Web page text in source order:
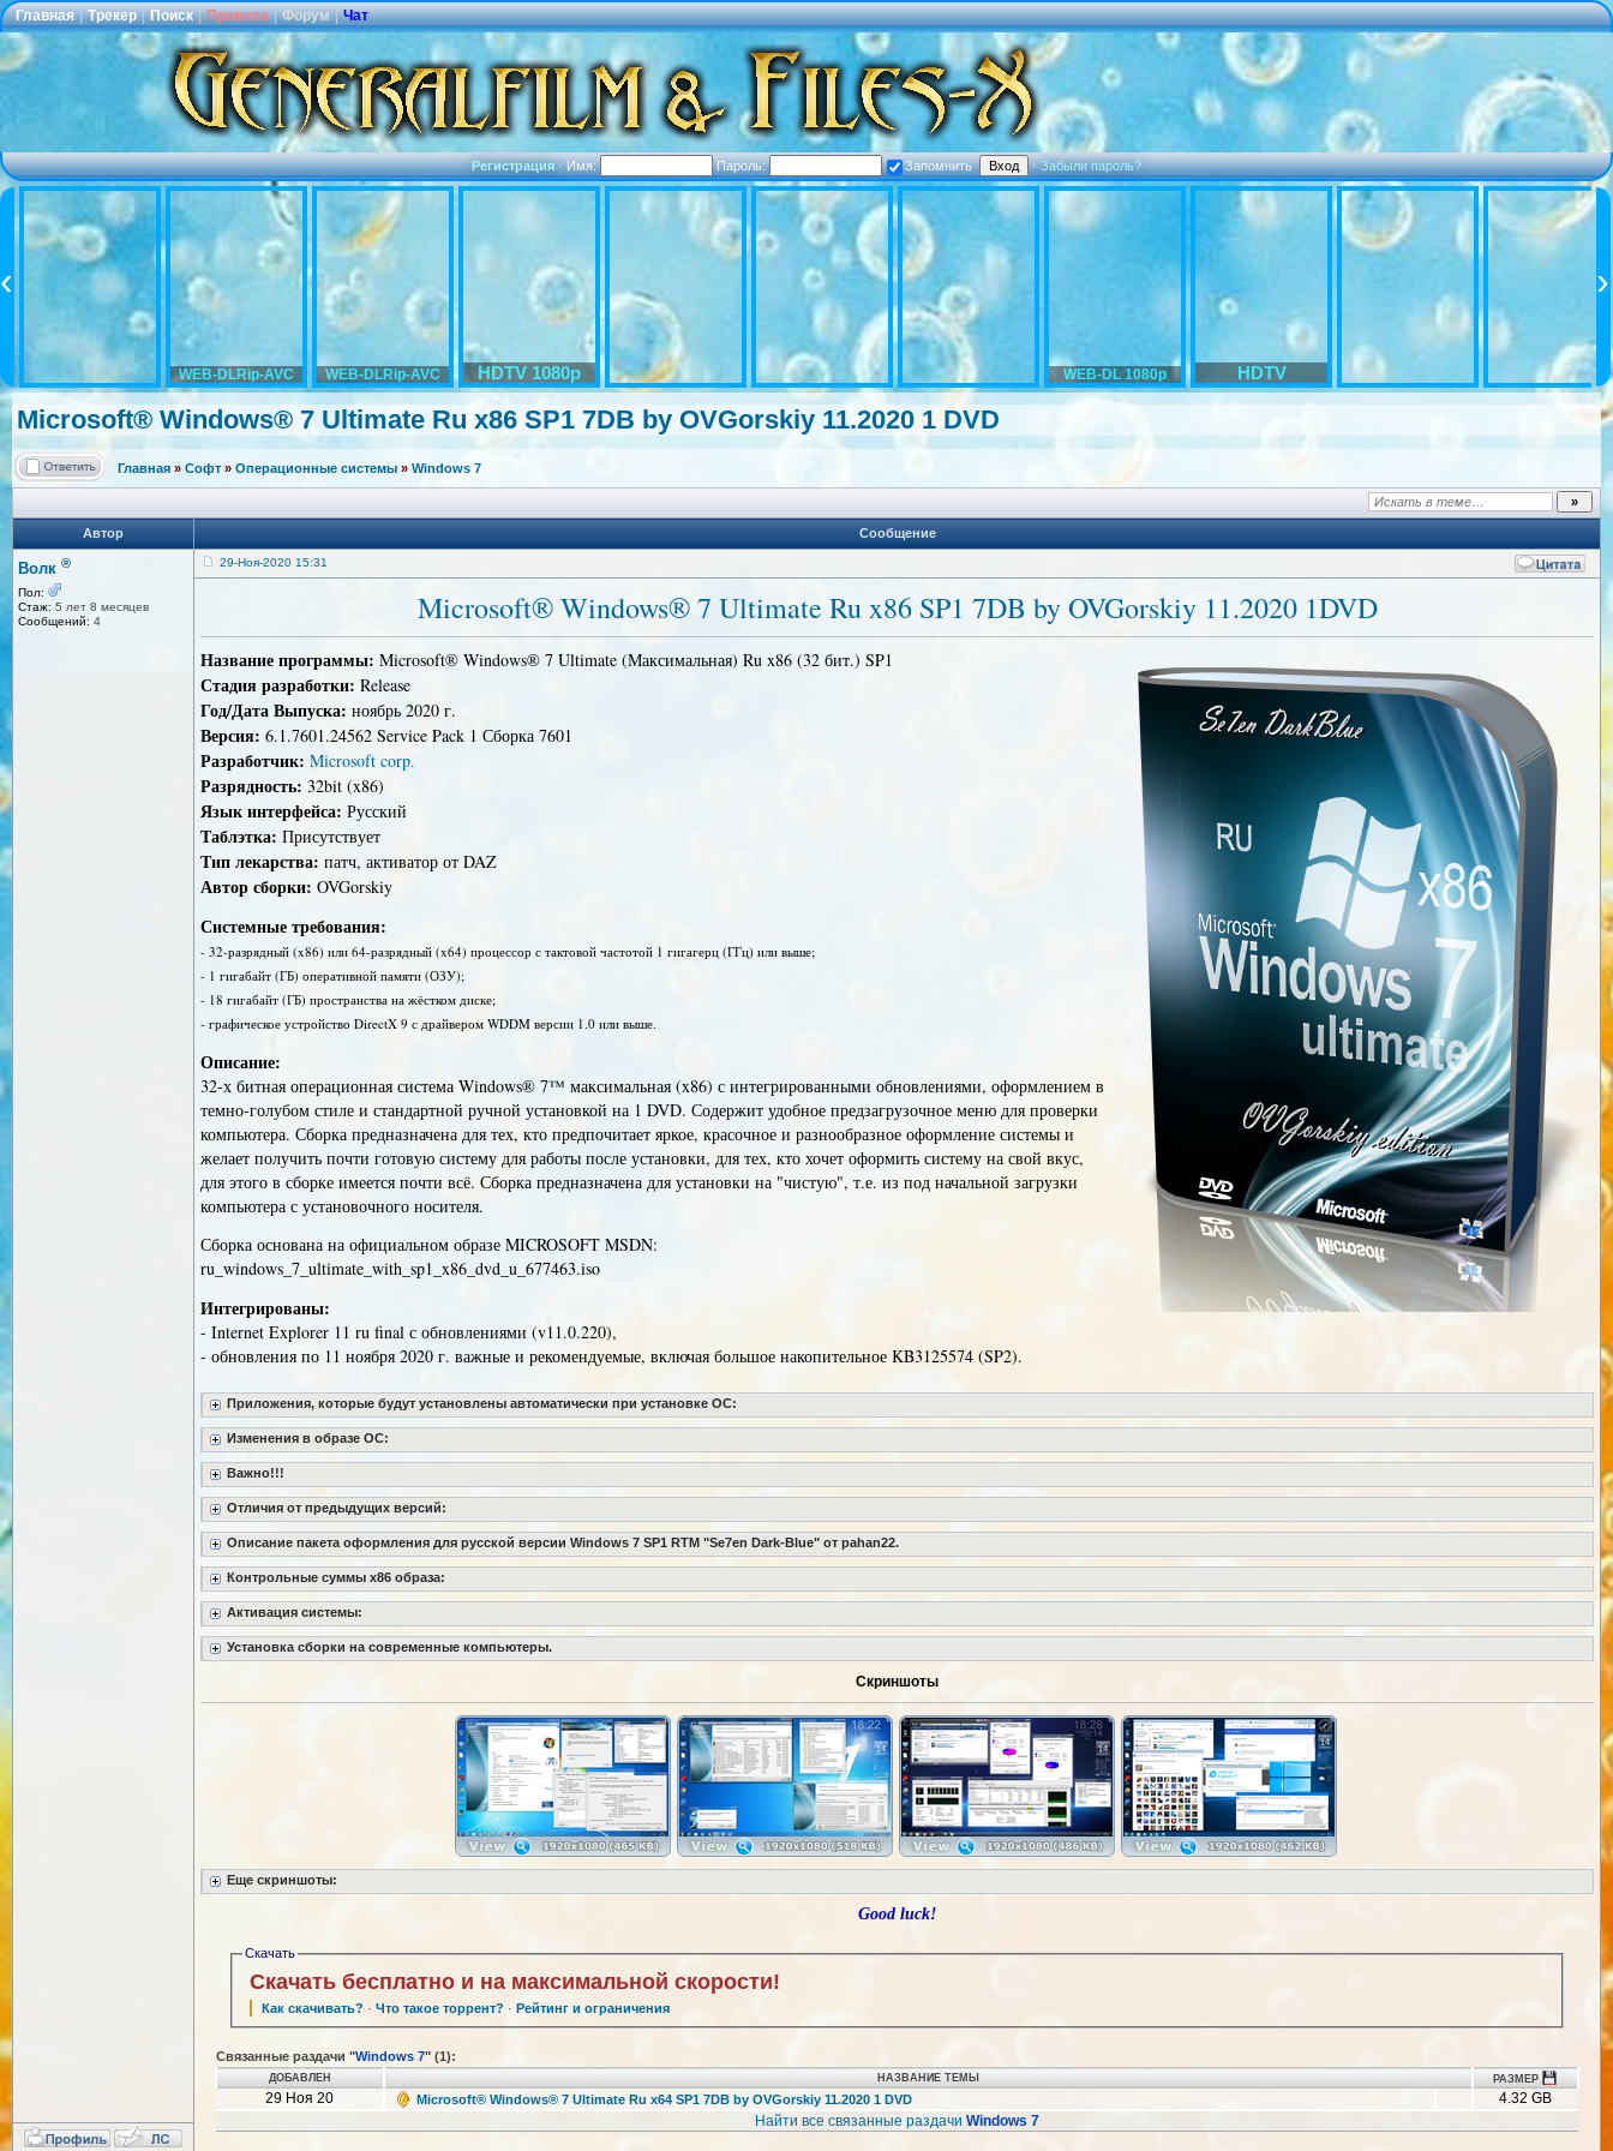
Главная | Трекер | Поиск | Правила | Форум | Чат
Регистрация·Имя: Пароль: Запомнить ·Забыли пароль?
WEB-DLRip-AVC WEB-DLRip-AVC HDTV 1080p WEB-DL 1080p HDTV
Microsoft® Windows® 7 Ultimate Ru x86 SP1 7DB by OVGorskiy 11.2020 1 DVD
Главная » Софт » Операционные системы » Windows 7
Автор Сообщение
Волк ®
Пол:
Стаж: 5 лет 8 месяцев
Сообщений: 4
29-Ноя-2020 15:31
Microsoft® Windows® 7 Ultimate Ru x86 SP1 7DB by OVGorskiy 11.2020 1DVD
Название программы: Microsoft® Windows® 7 Ultimate (Максимальная) Ru x86 (32 бит.) SP1
Стадия разработки: Release
Год/Дата Выпуска: ноябрь 2020 г.
Версия: 6.1.7601.24562 Service Pack 1 Сборка 7601
Разработчик: Microsoft corp.
Разрядность: 32bit (x86)
Язык интерфейса: Русский
Таблэтка: Присутствует
Тип лекарства: патч, активатор от DAZ
Автор сборки: OVGorskiy
Системные требования:
- 32-разрядный (x86) или 64-разрядный (x64) процессор с тактовой частотой 1 гигагерц (ГГц) или выше;
- 1 гигабайт (ГБ) оперативной памяти (ОЗУ);
- 18 гигабайт (ГБ) пространства на жёстком диске;
- графическое устройство DirectX 9 с драйвером WDDM версии 1.0 или выше.
Описание:
32-х битная операционная система Windows® 7™ максимальная (x86) с интегрированными обновлениями, оформлением в
темно-голубом стиле и стандартной ручной установкой на 1 DVD. Содержит удобное предзагрузочное меню для проверки
компьютера. Сборка предназначена для тех, кто предпочитает яркое, красочное и разнообразное оформление системы и
желает получить почти готовую систему для работы после установки, для тех, кто хочет оформить систему на свой вкус,
для этого в сборке имеется почти всё. Сборка предназначена для установки на "чистую", т.е. из под начальной загрузки
компьютера с установочного носителя.
Сборка основана на официальном образе MICROSOFT MSDN:
ru_windows_7_ultimate_with_sp1_x86_dvd_u_677463.iso
Интегрированы:
- Internet Explorer 11 ru final с обновлениями (v11.0.220),
- обновления по 11 ноября 2020 г. важные и рекомендуемые, включая большое накопительное KB3125574 (SP2).
Приложения, которые будут установлены автоматически при установке ОС:
Изменения в образе ОС:
Важно!!!
Отличия от предыдущих версий:
Описание пакета оформления для русской версии Windows 7 SP1 RTM "Se7en Dark-Blue" от pahan22.
Контрольные суммы x86 образа:
Активация системы:
Установка сборки на современные компьютеры.
Скриншоты
Еще скриншоты:
Good luck!
Скачать
Скачать бесплатно и на максимальной скорости!
Как скачивать? ·Что такое торрент? · Рейтинг и ограничения
Связанные раздачи "Windows 7" (1):
ДОБАВЛЕН НАЗВАНИЕ ТЕМЫ РАЗМЕР
29 Ноя 20 Microsoft® Windows® 7 Ultimate Ru x64 SP1 7DB by OVGorskiy 11.2020 1 DVD
4.32 GB
Найти все связанные раздачи Windows 7